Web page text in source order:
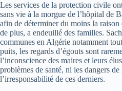
Les services de la protection civile
sans vie à la morgue de l’hôpital de
afin de déterminer du moins la
de plus, a endeuillé des familles.
communes en Algérie notamment
puits, les regards d’égouts sont
l’inconscience des maires et leurs
problèmes de santé, ni les dangers
l’irresponsabilité de ces derniers.